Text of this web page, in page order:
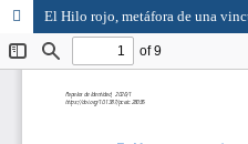
El Hilo rojo, metáfora de una